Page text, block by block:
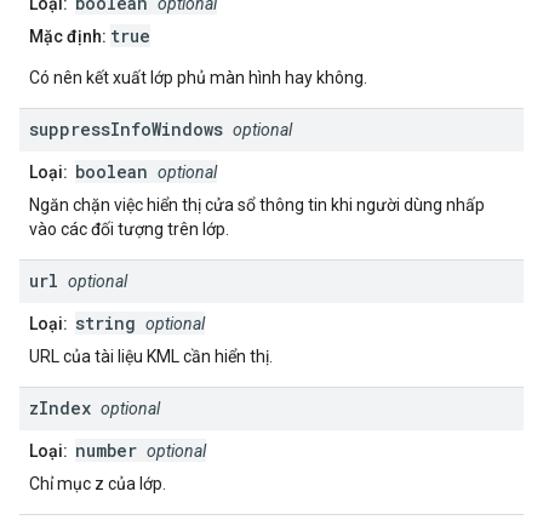
Loại:
optional
Mặc định: true
Có nên kết xuất lớp phủ màn hình hay không.
suppressInfoWindows optional
Loại: boolean optional
Ngăn chặn việc hiển thị cửa sổ thông tin khi người dùng nhấp
vào các đối tượng trên lớp.
url optional
Loại: string optional
URL của tài liệu KML cần hiển thị.
zIndex optional
Loại: number optional
Chỉ mục z của lớp.